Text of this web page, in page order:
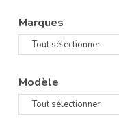
Marques
Modèle